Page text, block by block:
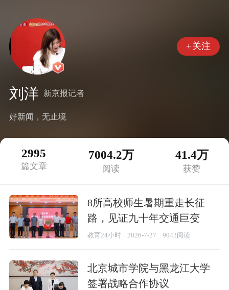
+关注
刘洋 新京报记者
好新闻，无止境
2995
篇文章
7004.2万
阅读
41.4万
获赞
8所高校师生暑期重走长征
路，见证九十年交通巨变
教育24小时 2026-7-27 9042阅读
北京城市学院与黑龙江大学
签署战略合作协议